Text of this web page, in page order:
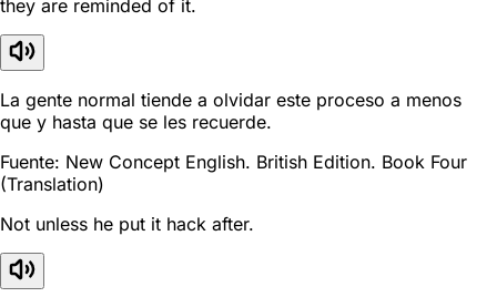
they are reminded of it.
La gente normal tiende a olvidar este proceso a menos
que y hasta que se les recuerde.
Fuente: New Concept English. British Edition. Book Four
(Translation)
Not unless he put it hack after.